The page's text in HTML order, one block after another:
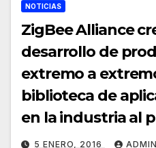
NOTICIAS
ZigBee Alliance
desarrollo de
extremo a
biblioteca de
en la industria al
IP de Thread Group
5 ENERO, 2016 ADMIN